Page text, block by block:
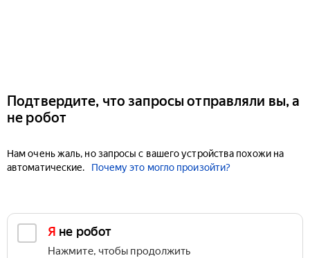
Подтвердите, что запросы отправляли вы, а
не робот
Нам очень жаль, но запросы с вашего устройства похожи на
автоматические.
Почему это могло произойти?
Я не робот
Нажмите, чтобы продолжить